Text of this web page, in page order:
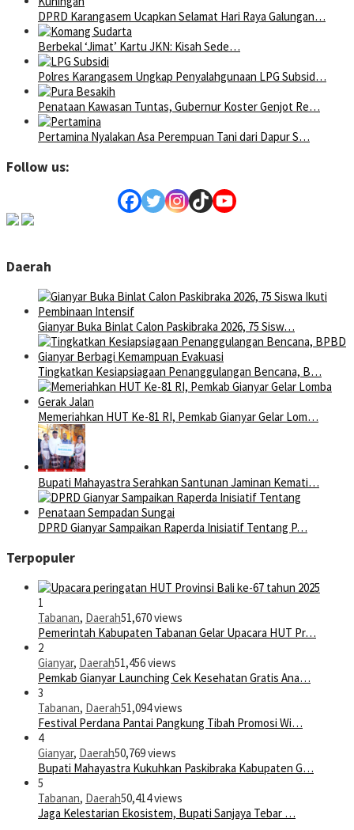
DPRD Karangasem Ucapkan Selamat Hari Raya Galungan…
Berbekal ‘Jimat’ Kartu JKN: Kisah Sede…
Polres Karangasem Ungkap Penyalahgunaan LPG Subsid…
Penataan Kawasan Tuntas, Gubernur Koster Genjot Re…
Pertamina Nyalakan Asa Perempuan Tani dari Dapur S…
Follow us:
Daerah
Gianyar Buka Binlat Calon Paskibraka 2026, 75 Sisw…
Tingkatkan Kesiapsiagaan Penanggulangan Bencana, B…
Memeriahkan HUT Ke-81 RI, Pemkab Gianyar Gelar Lom…
Bupati Mahayastra Serahkan Santunan Jaminan Kemati…
DPRD Gianyar Sampaikan Raperda Inisiatif Tentang P…
Terpopuler
1
Tabanan, Daerah51,670 views
Pemerintah Kabupaten Tabanan Gelar Upacara HUT Pr…
2
Gianyar, Daerah51,456 views
Pemkab Gianyar Launching Cek Kesehatan Gratis Ana…
3
Tabanan, Daerah51,094 views
Festival Perdana Pantai Pangkung Tibah Promosi Wi…
4
Gianyar, Daerah50,769 views
Bupati Mahayastra Kukuhkan Paskibraka Kabupaten G…
5
Tabanan, Daerah50,414 views
Jaga Kelestarian Ekosistem, Bupati Sanjaya Tebar …